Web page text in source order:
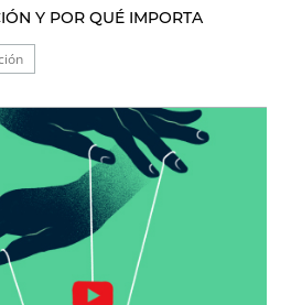
Y POR QUÉ IMPORTA